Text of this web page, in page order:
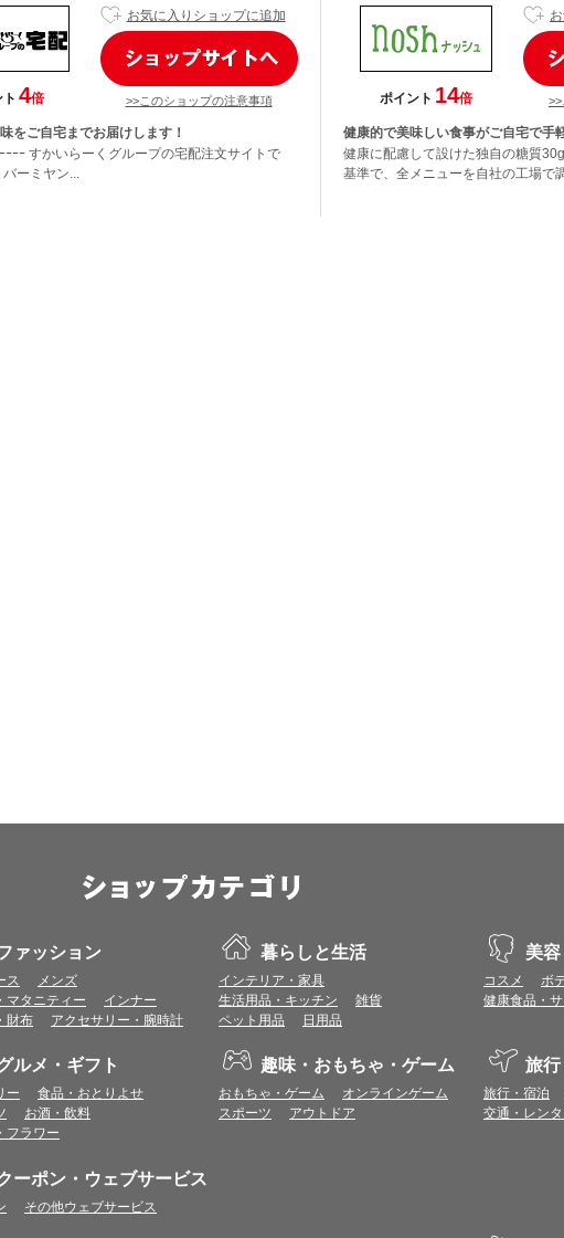
4倍
お気に入りショップに追加
>>このショップの注意事項
をご自宅までお届けします！
ｰｰｰ すかいらーくグループの宅配注文サイトで
ーミヤン...
ポイント 14倍
健康的で美味しい食事がご自宅で手
健康に配慮して設けた独自の糖質
基準で、全メニューを自社の工場で調
ァッション
ス
メンズ
マタニティー
インナー
財布
アクセサリー・腕時計
暮らしと生活
インテリア・家具
生活用品・キッチン
雑貨
ペット用品
日用品
美
コスメ
ボ
健康食品・サ
ルメ・ギフト
ー
食品・おとりよせ
お酒・飲料
フラワー
趣味・おもちゃ・ゲーム
おもちゃ・ゲーム
オンラインゲーム
スポーツ
アウトドア
旅行
旅行・宿泊
交通・レン
ーポン・ウェブサービス
その他ウェブサービス